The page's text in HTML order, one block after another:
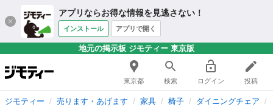
アプリならお得な情報を見逃さない！
インストール アプリで開く
地元の掲示板 ジモティー 東京版
東京都 検索 ログイン 投稿
ジモティー 売ります・あげます 家具 椅子 ダイニングチェア